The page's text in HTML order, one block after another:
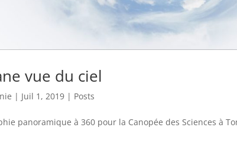
vue du ciel
| Juil 1, 2019 | Posts
panoramique à 360 pour la Canopée des Sciences à